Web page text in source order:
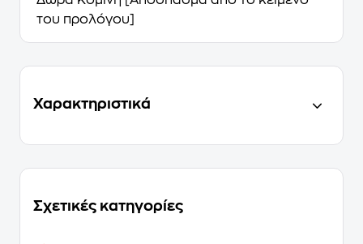
του προλόγου]
Χαρακτηριστικά
Σχετικές κατηγορίες